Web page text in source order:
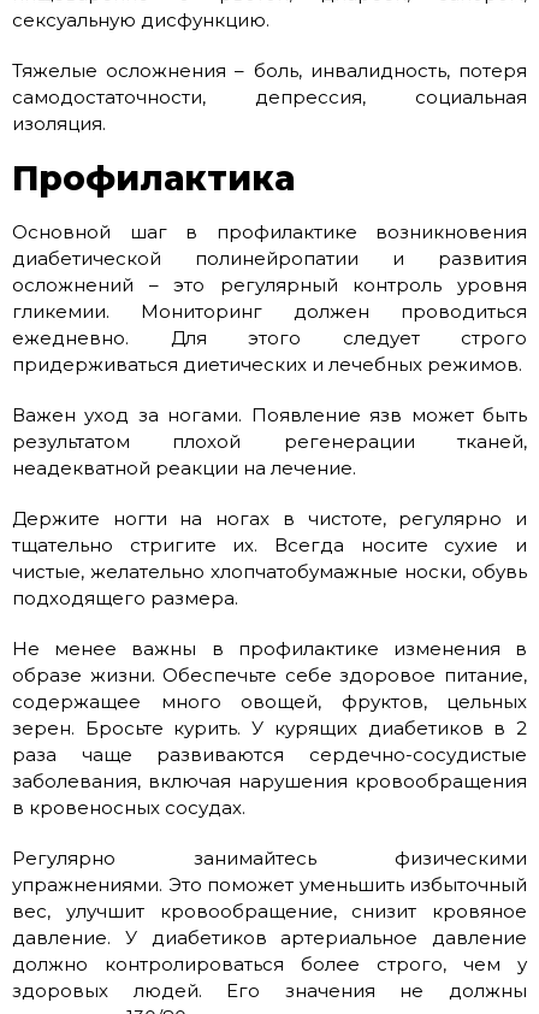
сексуальную дисфункцию.
Тяжелые осложнения – боль, инвалидность, потеря
самодостаточности, депрессия, социальная
изоляция.
Профилактика
Основной шаг в профилактике возникновения
диабетической полинейропатии и развития
осложнений – это регулярный контроль уровня
гликемии. Мониторинг должен проводиться
ежедневно. Для этого следует строго
придерживаться диетических и лечебных режимов.
Важен уход за ногами. Появление язв может быть
результатом плохой регенерации тканей,
неадекватной реакции на лечение.
Держите ногти на ногах в чистоте, регулярно и
тщательно стригите их. Всегда носите сухие и
чистые, желательно хлопчатобумажные носки, обувь
подходящего размера.
Не менее важны в профилактике изменения в
образе жизни. Обеспечьте себе здоровое питание,
содержащее много овощей, фруктов, цельных
зерен. Бросьте курить. У курящих диабетиков в 2
раза чаще развиваются сердечно-сосудистые
заболевания, включая нарушения кровообращения
в кровеносных сосудах.
Регулярно занимайтесь физическими
упражнениями. Это поможет уменьшить избыточный
вес, улучшит кровообращение, снизит кровяное
давление. У диабетиков артериальное давление
должно контролироваться более строго, чем у
здоровых людей. Его значения не должны